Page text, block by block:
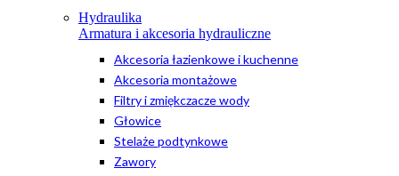
Hydraulika
Armatura i akcesoria hydrauliczne
Akcesoria łazienkowe i kuchenne
Akcesoria montażowe
Filtry i zmiękczacze wody
Głowice
Stelaże podtynkowe
Zawory